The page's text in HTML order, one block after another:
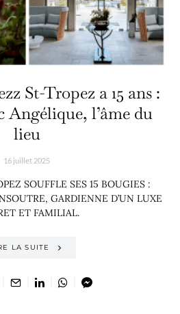
St-Tropez a 15 ans :
Angélique, l’âme du
lieu
16 juillet 2025
SOUFFLE SES 15 BOUGIES :
GARDIENNE D’UN LUXE
ET FAMILIAL.
LA SUITE